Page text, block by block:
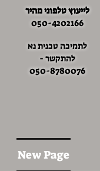
לייעוץ טלפוני מהיר
050-4202166
לתמיכה טכנית נא
להתקשר -
050-8780076
New Page